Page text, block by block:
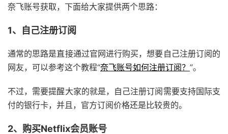
奈飞账号获取，下面给大家提供两个思路：
1、自己注册订阅
通常的思路是直接通过官网进行购买，想要自己注册订阅的
网友，可以参考这个教程“奈飞账号如何注册订阅？ ”。
不过，需要提醒大家的就是，自己注册订阅需要支持国际支
付的银行卡，并且，官方订阅价格还是比较贵的。
2、购买Netflix会员账号